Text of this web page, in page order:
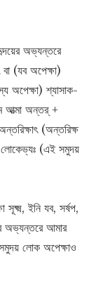
অভ্যন্তরে
বা (যব অপেক্ষা)
অপেক্ষা) শ্যাসাক-
আত্মা অন্তর্ +
(অন্তরিক্ষ
লোকেভ্যঃ (এই সমুদয়
ইনি যব, সর্ষপ,
অভ্যন্তরে আমার
লোক অপেক্ষাও